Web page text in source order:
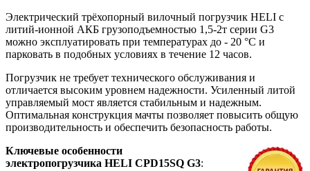
Электрический трёхопорный вилочный погрузчик HELI c
литий-ионной АКБ грузоподъемностью 1,5-2т серии G3
можно эксплуатировать при температурах до - 20 °C и
парковать в подобных условиях в течение 12 часов.
Погрузчик не требует технического обслуживания и
отличается высоким уровнем надежности. Усиленный литой
управляемый мост является стабильным и надежным.
Оптимальная конструкция мачты позволяет повысить общую
производительность и обеспечить безопасность работы.
Ключевые особенности
электропогрузчика HELI CPD15SQ G3: